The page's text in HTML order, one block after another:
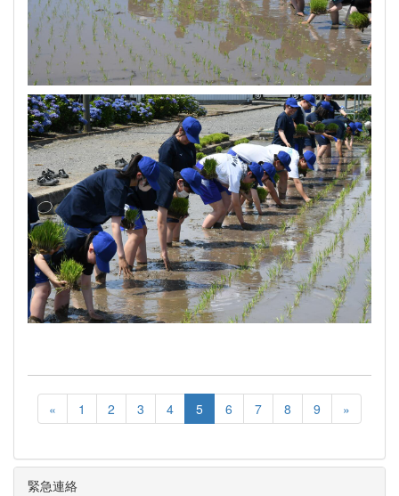
« 1 2 3 4 5 6 7 8 9 »
緊急連絡